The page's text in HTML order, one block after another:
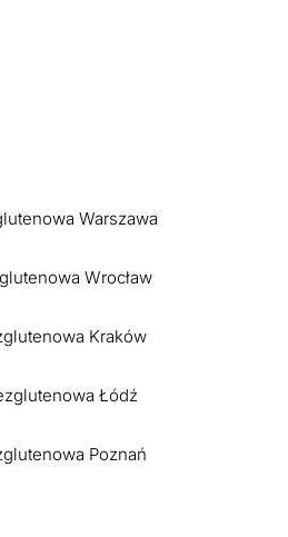
Warszawa
Wrocław
Kraków
Łódź
Poznań